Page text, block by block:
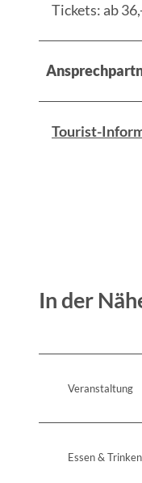
Tickets: ab
Tourist-
In der
Veranstaltung
Essen & Trinken